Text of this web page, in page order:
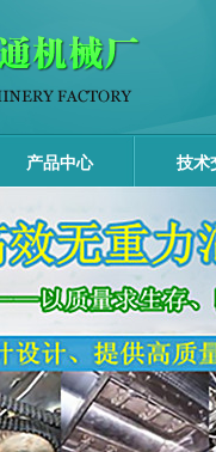
产品中心 技术